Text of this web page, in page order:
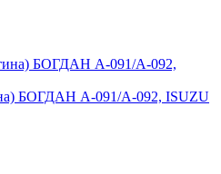
БОГДАН А-091/А-092, ISUZU